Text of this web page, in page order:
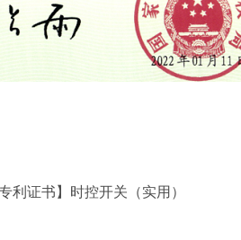
专利证书】 时控开关 （实用）